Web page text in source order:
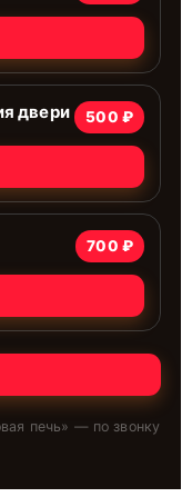
двери 500 ₽
700 ₽
печь» — по звонку